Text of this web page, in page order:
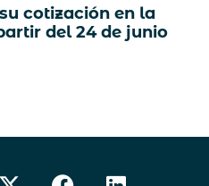
cotización en la
del 24 de junio